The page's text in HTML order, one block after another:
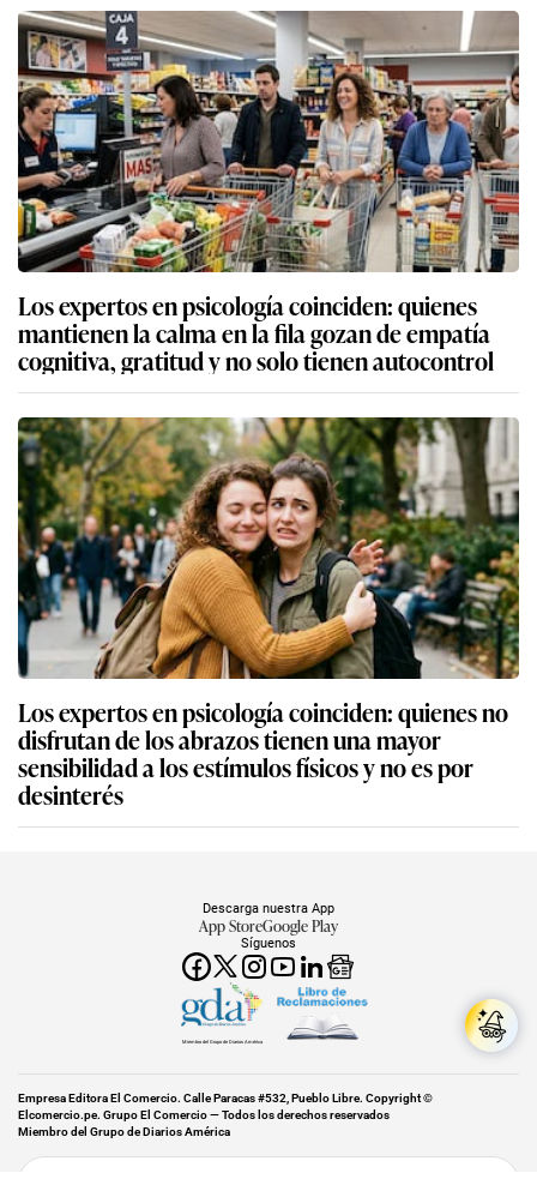
Los expertos en psicología coinciden: quienes
mantienen la calma en la fila gozan de empatía
cognitiva, gratitud y no solo tienen autocontrol
Los expertos en psicología coinciden: quienes no
disfrutan de los abrazos tienen una mayor
sensibilidad a los estímulos físicos y no es por
desinterés
Síguenos
Descarga nuestra App
App StoreGoogle Play
Miembro del Grupo de Diarios América
Empresa Editora El Comercio. Calle Paracas #532, Pueblo Libre. Copyright ©
Elcomercio.pe. Grupo El Comercio — Todos los derechos reservados
Miembro del Grupo de Diarios América